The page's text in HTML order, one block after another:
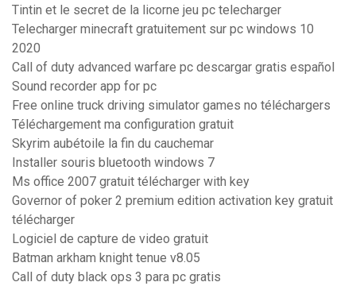
Tintin et le secret de la licorne jeu pc telecharger
Telecharger minecraft gratuitement sur pc windows 10
2020
Call of duty advanced warfare pc descargar gratis español
Sound recorder app for pc
Free online truck driving simulator games no téléchargers
Téléchargement ma configuration gratuit
Skyrim aubétoile la fin du cauchemar
Installer souris bluetooth windows 7
Ms office 2007 gratuit télécharger with key
Governor of poker 2 premium edition activation key gratuit
télécharger
Logiciel de capture de video gratuit
Batman arkham knight tenue v8.05
Call of duty black ops 3 para pc gratis